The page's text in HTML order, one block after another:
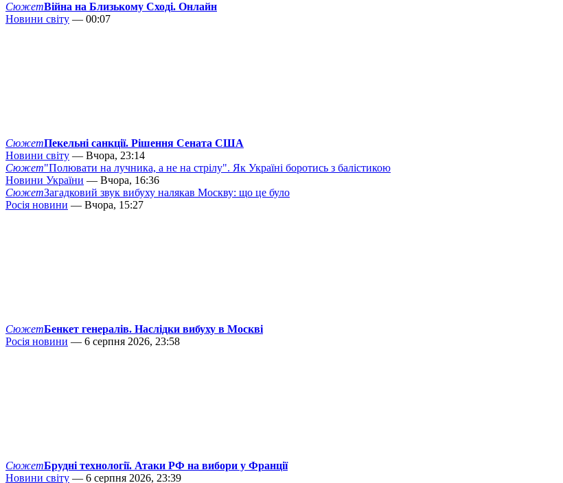
СюжетВійна на Близькому Сході. Онлайн
Новини світу — 00:07
СюжетПекельні санкції. Рішення Сената США
Новини світу — Вчора, 23:14
Сюжет"Полювати на лучника, а не на стрілу". Як Україні боротись з балістикою
Новини України — Вчора, 16:36
СюжетЗагадковий звук вибуху налякав Москву: що це було
Росія новини — Вчора, 15:27
СюжетБенкет генералів. Наслідки вибуху в Москві
Росія новини — 6 серпня 2026, 23:58
СюжетБрудні технології. Атаки РФ на вибори у Франції
Новини світу — 6 серпня 2026, 23:39